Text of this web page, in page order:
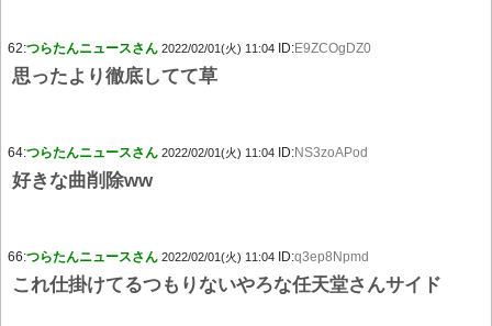
62:つらたんニュースさん 2022/02/01(火) 11:04 ID:E9ZCOgDZ0
思ったより徹底してて草
64:つらたんニュースさん 2022/02/01(火) 11:04 ID:NS3zoAPod
好きな曲削除ww
66:つらたんニュースさん 2022/02/01(火) 11:04 ID:q3ep8Npmd
これ仕掛けてるつもりないやろな任天堂さんサイド